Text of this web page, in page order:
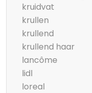
kruidvat
krullen
krullend
krullend haar
lancôme
lidl
loreal